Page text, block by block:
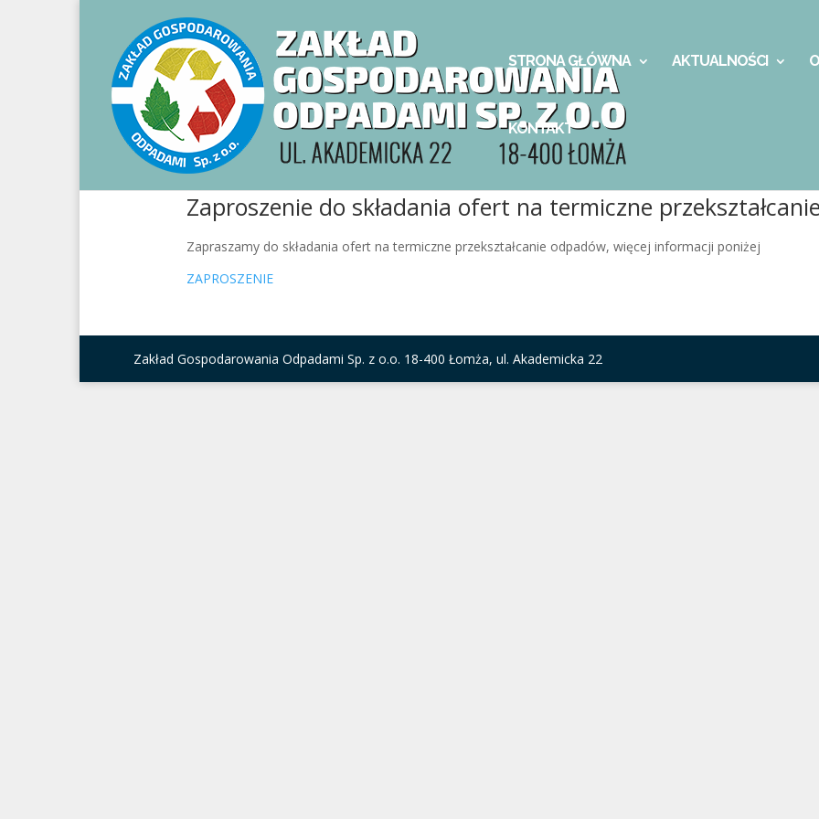
STRONA GŁÓWNA AKTUALNOŚCI
KONTAKT
Zaproszenie do składania ofert na termiczne
Zapraszamy do składania ofert na termiczne przekształcanie odpadów, więcej informacji poniżej
ZAPROSZENIE
Zakład Gospodarowania Odpadami Sp. z o.o. 18-400 Łomża, ul. Akademicka 22